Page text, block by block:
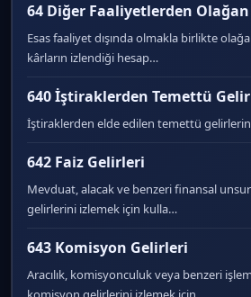
64 Diğer Faaliyetlerden
Esas faaliyet dışında olmakla birlikte
kârların izlendiği hesap…
640 İştiraklerden Temettü
İştiraklerden elde edilen temettü gelirlerini
642 Faiz Gelirleri
Mevduat, alacak ve benzeri finansal
gelirlerini izlemek için kulla…
643 Komisyon Gelirleri
Aracılık, komisyonculuk veya benzeri